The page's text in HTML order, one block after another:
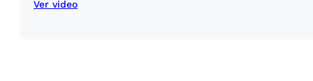
Ver video